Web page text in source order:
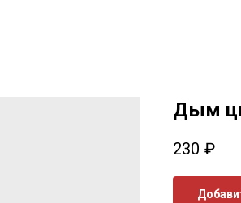
Дым
230 ₽